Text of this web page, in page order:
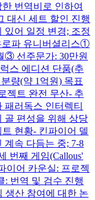
번역비로 인하여
대신 세트 할인 진행
어 일정 변경; 조정
로파 유니버셜리스①
③ 선주문가: 30만원
스 에디션 단품(추
량(약 1억원) 목표
젝트 완전 무산- 추
러독스 인터렉티
골 편성을 위해 상당
현황- 킨파이어 델
계속 다듬는 중; 7-8
번째 게임(Callous'
이어 카운실: 프로젝
: 번역 및 검수 진행
생산 참여에 대한 논